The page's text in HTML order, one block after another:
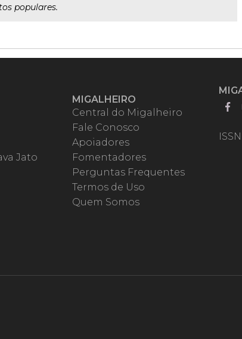
populares.
Jato
MIGALHEIRO
Central do Migalheiro
Fale Conosco
Apoiadores
Fomentadores
Perguntas Frequentes
Termos de Uso
Quem Somos